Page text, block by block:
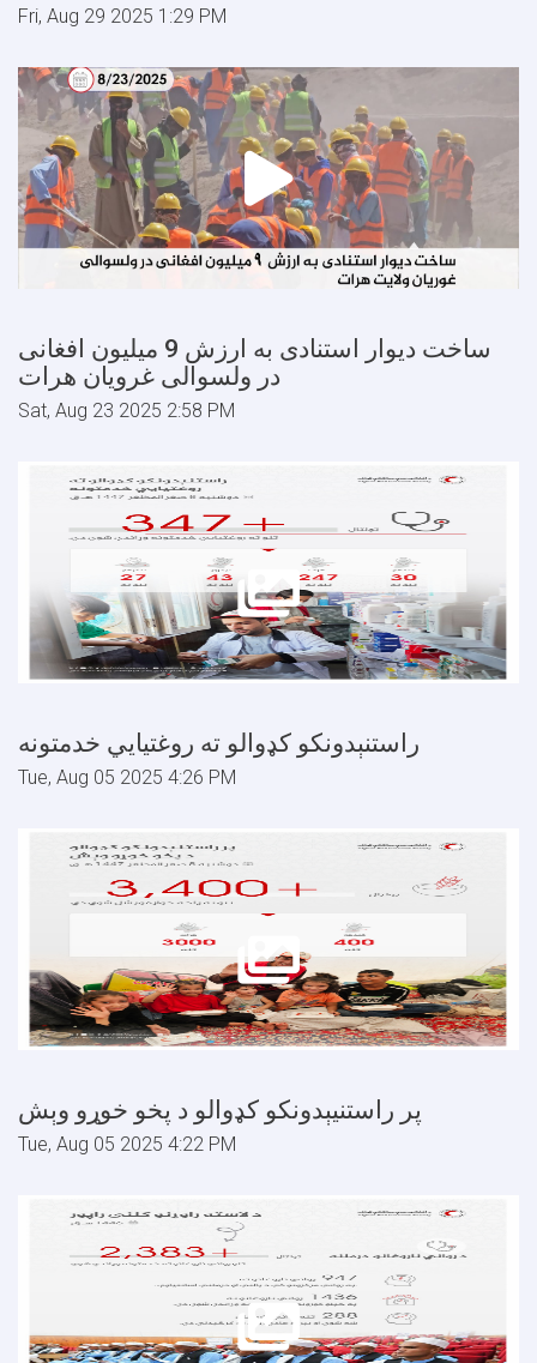
Fri, Aug 29 2025 1:29 PM
ساخت دیوار استنادی به ارزش 9 میلیون افغانی
در ولسوالی غرویان هرات
Sat, Aug 23 2025 2:58 PM
راستنېدونکو کډوالو ته روغتیایي خدمتونه
Tue, Aug 05 2025 4:26 PM
پر راستنیېدونکو کډوالو د پخو خوړو وېش
Tue, Aug 05 2025 4:22 PM